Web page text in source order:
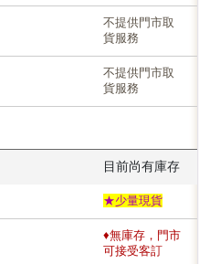
不提供門市取
貨服務
不提供門市取
貨服務
目前尚有庫存
★少量現貨
♦無庫存，門市
可接受客訂